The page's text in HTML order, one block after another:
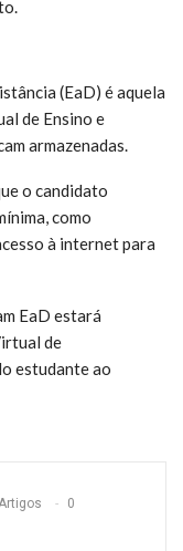
(EaD) é aquela
de Ensino e
armazenadas.
o candidato
como
à internet para
EaD estará
de
estudante ao
0